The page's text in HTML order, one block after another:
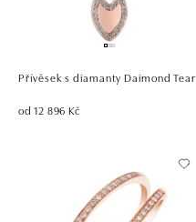
Přívěsek s diamanty Daimond Tear
od 12 896 Kč